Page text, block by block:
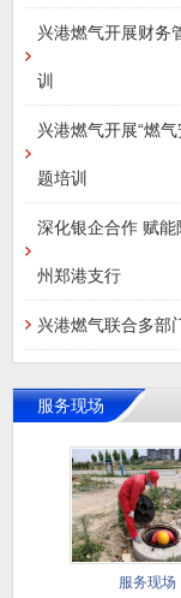
兴港燃气开展财务
训
兴港燃气开展“燃
题培训
深化银企合作 赋
州郑港支行
兴港燃气联合多部
服务现场
服务现场